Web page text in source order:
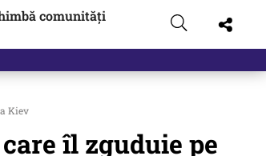
comunități
Kiev
îl zguduie pe